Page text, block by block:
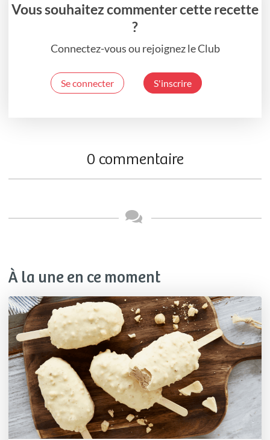
Vous souhaitez commenter cette recette
?
Connectez-vous ou rejoignez le Club
Se connecter S'inscrire
0 commentaire
À la une en ce moment